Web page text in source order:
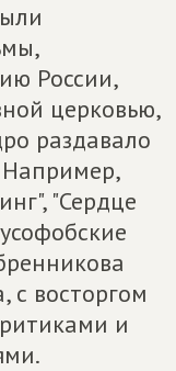
России,
церковью,
раздавало
Например,
"Сердце
с восторгом
и